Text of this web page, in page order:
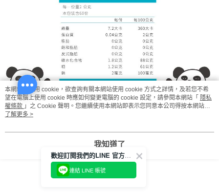
本網站中使用 cookie，欲查詢有關本網站使用 cookie 方式之詳情，及若您不希
望在電腦上使用 cookie 時應如何變更電腦的 cookie 設定，請參閱本網站「 隱私
權條款 」之 Cookie 聲明。您繼續使用本網站即表示您同意本公司得按本網站使
用條款之 Cookie 聲明使用 cookie。
了解更多 >
我知道了
歡迎訂閱我們的LINE 官方帳號
連結 LINE 帳號